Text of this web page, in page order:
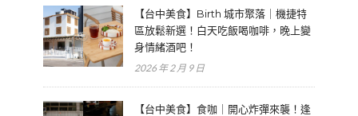
【台中美食】Birth 城市聚落｜機捷特
區放鬆新選！白天吃飯喝咖啡，晚上變
身情緒酒吧！
2026 年 2 月 9 日
【台中美食】食咖｜開心炸彈來襲！逢